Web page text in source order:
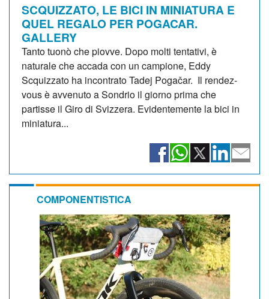
SCQUIZZATO, LE BICI IN MINIATURA E
QUEL REGALO PER POGACAR.
GALLERY
Tanto tuonò che piovve. Dopo molti tentativi, è
naturale che accada con un campione, Eddy
Scquizzato ha incontrato Tadej Pogačar. Il rendez-
vous è avvenuto a Sondrio il giorno prima che
partisse il Giro di Svizzera. Evidentemente la bici in
miniatura...
COMPONENTISTICA